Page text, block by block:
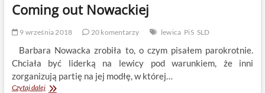
Coming out Nowackiej
9 września 2018 20 komentarzy lewica PiS SLD
Barbara Nowacka zrobiła to, o czym pisałem parokrotnie.
Chciała być liderką na lewicy pod warunkiem, że inni
zorganizują partię na jej modłę, w której…
Czytaj dalejComing